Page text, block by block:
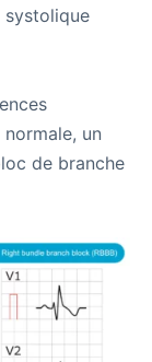
un
de branche